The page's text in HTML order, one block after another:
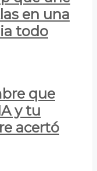
en una
todo
que
y tu
acertó